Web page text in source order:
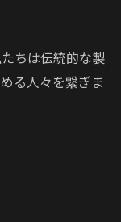
ちは伝統的な製
る人々を繋ぎま